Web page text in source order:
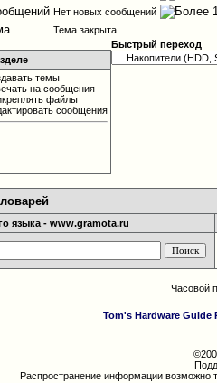
Нет новых сообщений
Тема закрыта
темы
на сообщения
файлы
сообщения
Быстрый переход
языка - www.gramota.ru
Часовой
Tom's Hardware Guide
Распространение информации возможно